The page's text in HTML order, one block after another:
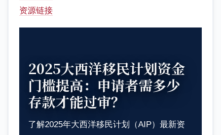
资源链接
2025大西洋移民计划资金
门槛提高：申请者需多少
存款才能过审？
了解2025年大西洋移民计划（AIP）最新资